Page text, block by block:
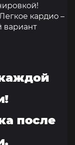
кардио –
вариант
после